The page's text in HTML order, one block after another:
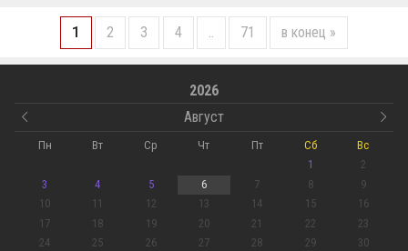
1 2 3 4 71 в конец »
2026
Август
Пн Вт Ср Чт Пт Сб
Вс
1
2
3
4 5 6 7 8
9
10
11 12 13 14 15
16
17
18 19 20 21 22
23
24
25 26 27 28 29
30